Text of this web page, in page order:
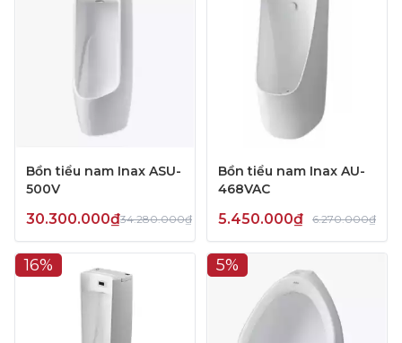
Bồn tiểu nam Inax ASU-
500V
30.300.000₫34.280.000₫
Bồn tiểu nam Inax AU-
468VAC
5.450.000₫ 6.270.000₫
16% 5%